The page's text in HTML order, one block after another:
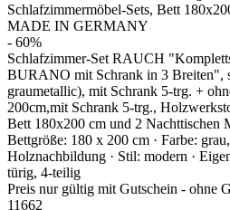
- 60%
Schlafzimmer-Set RAUCH
BURANO mit Schrank in 3 Breiten",
graumetallic), mit Schrank 5-trg. +
200cm,mit Schrank 5-trg.,
Bett 180x200 cm und 2
Bettgröße: 180 x 200 cm · Farbe:
Holznachbildung · Stil: modern ·
türig, 4-teilig
Preis nur gültig mit Gutschein - ohne
11662